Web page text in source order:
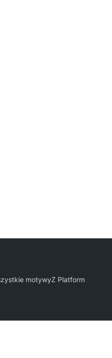
motywyZ Platform